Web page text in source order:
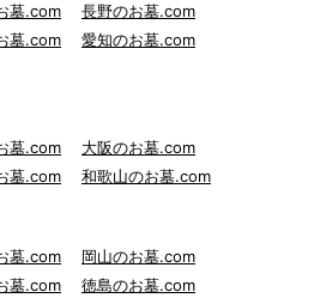
墓.com
長野のお墓.com
墓.com
愛知のお墓.com
墓.com
大阪のお墓.com
墓.com 和歌山のお墓.com
墓.com
岡山のお墓.com
墓.com
徳島のお墓.com